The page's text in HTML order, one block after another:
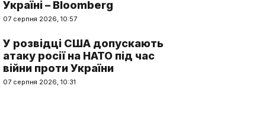
Україні – Bloomberg
07 серпня 2026, 10:57
У розвідці США допускають
атаку росії на НАТО під час
війни проти України
07 серпня 2026, 10:31